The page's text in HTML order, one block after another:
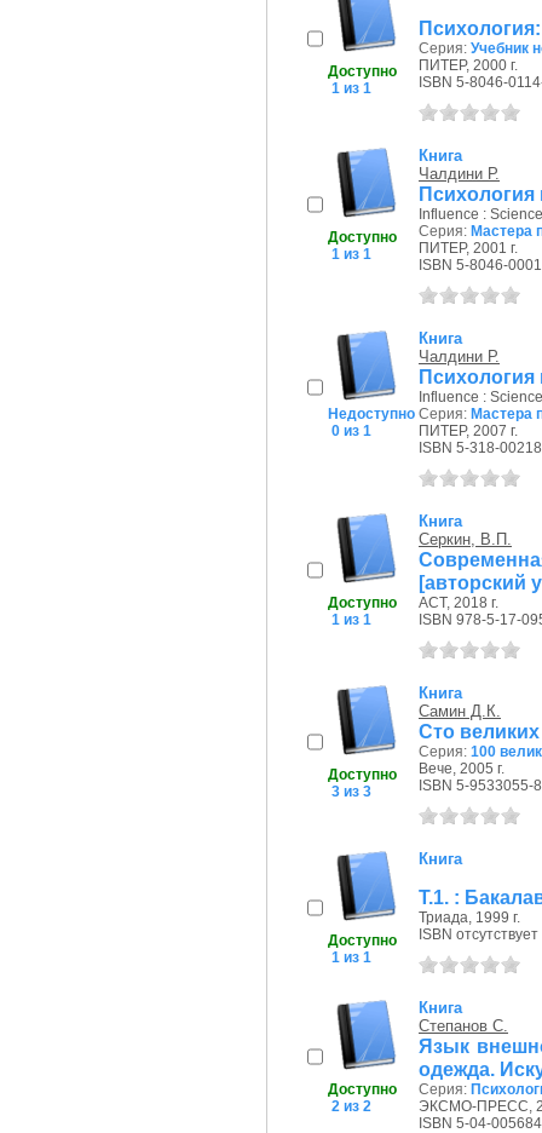
Доступно
1 из 1
Серия: Учебник
ПИТЕР, 2000 г.
ISBN 5-8046-
Доступно
1 из 1
Книга
Чалдини Р.
Психология
Influence :
Серия: Мастера
ПИТЕР, 2001 г.
ISBN 5-8046-
Недоступно
0 из 1
Книга
Чалдини Р.
Психология
Influence :
Серия: Мастера
ПИТЕР, 2007 г.
ISBN 5-318-
Доступно
1 из 1
Книга
Серкин, В.П.
[авторский
АСТ, 2018 г.
ISBN 978-5-17-
Доступно
3 из 3
Книга
Самин Д.К.
Сто
Серия: 100
Вече, 2005 г.
ISBN 5-9533055-
Доступно
1 из 1
Книга
Т.1. :
Триада, 1999 г.
ISBN отсутствует
Доступно
2 из 2
Книга
Степанов С.
Язык
одежда.
Серия:
ЭКСМО-ПРЕСС,
ISBN 5-04-